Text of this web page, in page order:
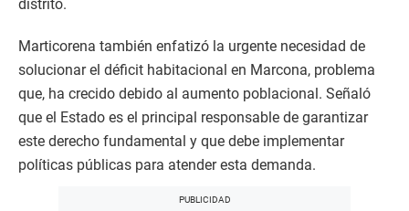
distrito.
Marticorena también enfatizó la urgente necesidad de
solucionar el déficit habitacional en Marcona, problema
que, ha crecido debido al aumento poblacional. Señaló
que el Estado es el principal responsable de garantizar
este derecho fundamental y que debe implementar
políticas públicas para atender esta demanda.